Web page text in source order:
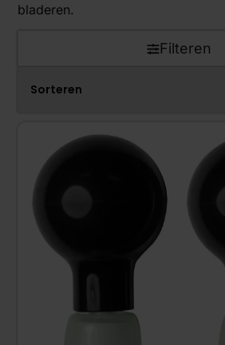
bladeren.
Filteren